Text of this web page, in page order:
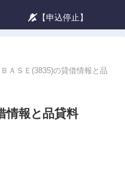
【申込停止】
ＢＡＳＥ(3835)の貸借情報と品
情報と品貸料